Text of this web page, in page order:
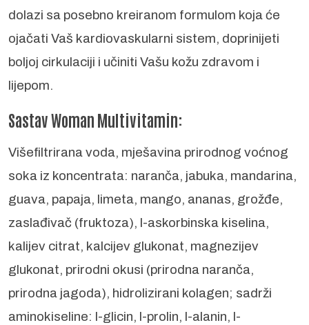
dolazi sa posebno kreiranom formulom koja će
ojačati Vaš kardiovaskularni sistem, doprinijeti
boljoj cirkulaciji i učiniti Vašu kožu zdravom i
lijepom.
Sastav Woman Multivitamin:
Višefiltrirana voda, mješavina prirodnog voćnog
soka iz koncentrata: naranča, jabuka, mandarina,
guava, papaja, limeta, mango, ananas, grožđe,
zaslađivač (fruktoza), l-askorbinska kiselina,
kalijev citrat, kalcijev glukonat, magnezijev
glukonat, prirodni okusi (prirodna naranča,
prirodna jagoda), hidrolizirani kolagen; sadrži
aminokiseline: l-glicin, l-prolin, l-alanin, l-